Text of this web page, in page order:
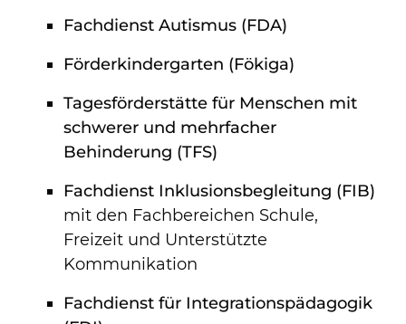
Fachdienst Autismus (FDA)
Förderkindergarten (Fökiga)
Tagesförderstätte für Menschen mit
schwerer und mehrfacher
Behinderung (TFS)
Fachdienst Inklusionsbegleitung (FIB)
mit den Fachbereichen Schule,
Freizeit und Unterstützte
Kommunikation
Fachdienst für Integrationspädagogik